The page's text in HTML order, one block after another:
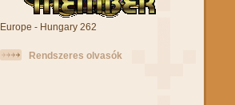
Europe - Hungary 262
Rendszeres olvasók